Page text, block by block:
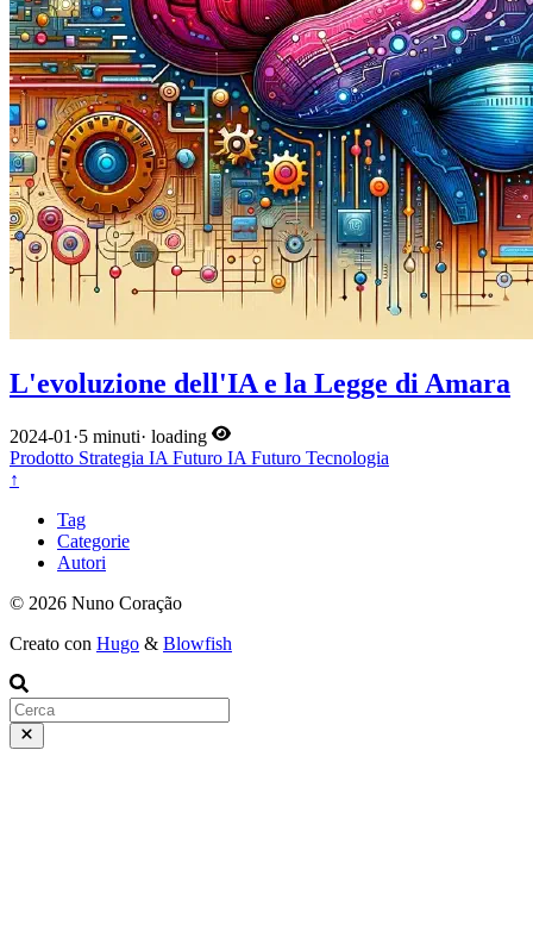
L'evoluzione dell'IA e la Legge di Amara
2024-01 ·5 minuti· loading
Prodotto Strategia IA Futuro IA Futuro Tecnologia
↑
Tag
Categorie
Autori
© 2026 Nuno Coração
Creato con Hugo & Blowfish